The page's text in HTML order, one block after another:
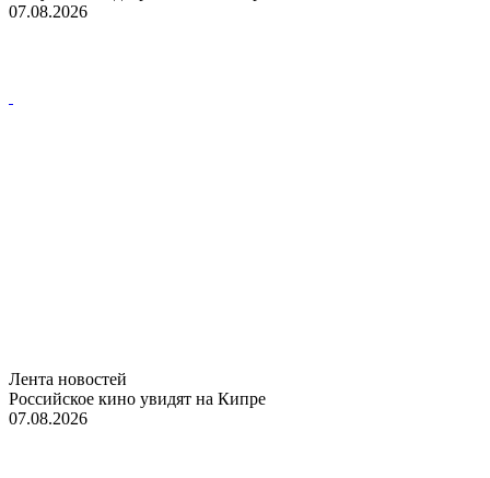
07.08.2026
Лента новостей
Российское кино увидят на Кипре
07.08.2026